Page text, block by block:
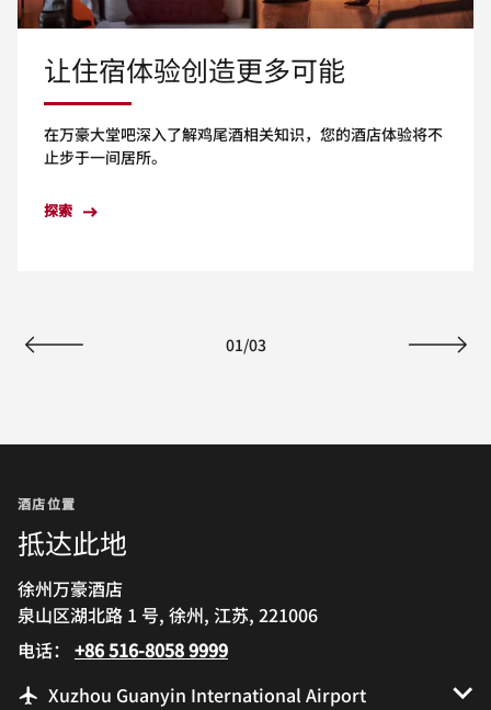
让住宿体验创造更多可能
在万豪大堂吧深入了解鸡尾酒相关知识，您的酒店体验将不
止步于一间居所。
探索
01/03
酒店位置
抵达此地
徐州万豪酒店
泉山区湖北路 1 号, 徐州, 江苏, 221006
电话： +86 516-8058 9999
Xuzhou Guanyin International Airport